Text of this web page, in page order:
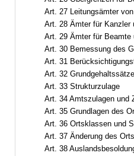
Art. 27 Leitungsämter von
Art. 28 Ämter für Kanzler
Art. 29 Ämter für Beamte und Beamtinnen
Art. 30 Bemessung des
Art. 31
Art. 32 Grundgehaltssätze
Art. 33 Strukturzulage
Art. 34 Amtszulagen und
Art. 35 Grundlagen des
Art. 36 Ortsklassen und
Art. 37 Änderung des
Art. 38